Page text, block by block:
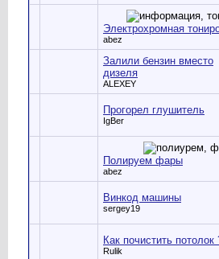
Электрохромная
abez
Залили бензин вместо
дизеля
ALEXEY
Прогорел глушитель
IgBer
Полируем фары
abez
Винкод машины
sergey19
Как почистить потолок
Rulik